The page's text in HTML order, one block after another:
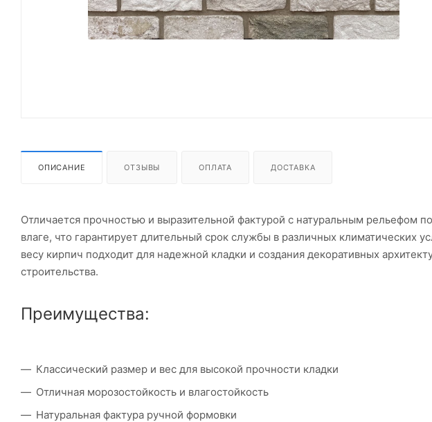
ОПИСАНИЕ ОТЗЫВЫ ОПЛАТА ДОСТАВКА
Отличается прочностью и выразительной фактурой с натуральным рельефом
влаге, что гарантирует длительный срок службы в различных климатических
весу кирпич подходит для надежной кладки и создания декоративных
строительства.
Преимущества:
Классический размер и вес для высокой прочности кладки
Отличная морозостойкость и влагостойкость
Натуральная фактура ручной формовки